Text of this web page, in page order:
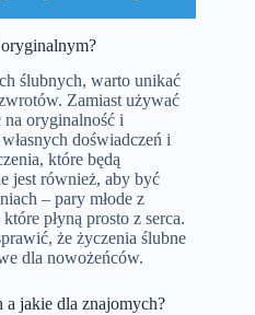
ślubnych, warto unikać
Zamiast używać
na oryginalność i
doświadczeń i
które będą
jest również, aby być
– pary młode z
płyną prosto z serca.
że życzenia ślubne
dla nowożeńców.
jakie dla znajomych?